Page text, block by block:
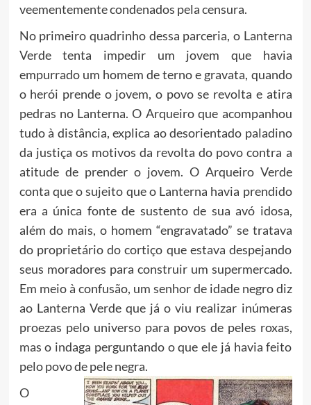
veementemente condenados pela censura.
No primeiro quadrinho dessa parceria, o Lanterna
Verde tenta impedir um jovem que havia
empurrado um homem de terno e gravata, quando
o herói prende o jovem, o povo se revolta e atira
pedras no Lanterna. O Arqueiro que acompanhou
tudo à distância, explica ao desorientado paladino
da justiça os motivos da revolta do povo contra a
atitude de prender o jovem. O Arqueiro Verde
conta que o sujeito que o Lanterna havia prendido
era a única fonte de sustento de sua avó idosa,
além do mais, o homem “engravatado” se tratava
do proprietário do cortiço que estava despejando
seus moradores para construir um supermercado.
Em meio à confusão, um senhor de idade negro diz
ao Lanterna Verde que já o viu realizar inúmeras
proezas pelo universo para povos de peles roxas,
mas o indaga perguntando o que ele já havia feito
pelo povo de pele negra.
O